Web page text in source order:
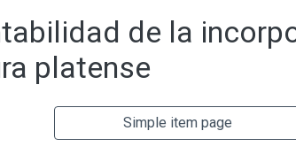
de la
platense
Simple item page